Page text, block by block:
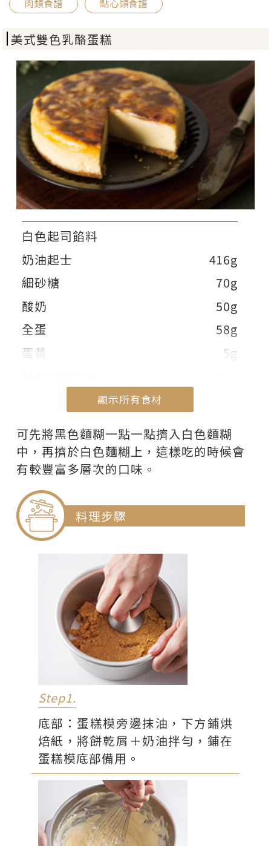
肉類食譜
點心類食譜
美式雙色乳酪蛋糕
白色起司餡料
奶油起士
416g
細砂糖
70g
酸奶
50g
全蛋
58g
蛋黃
5g
咖啡起司餡料
水
2cc
咖啡濃縮醬
焦糖醬
低筋麵粉
卡魯哇香甜酒
預留白色麵糊
底部餅乾底
市售餅乾屑
顯示所有食材
顯示部份食材
可先將黑色麵糊一點一點擠入白色麵糊
中，再擠於白色麵糊上，這樣吃的時候會
有較豐富多層次的口味。
料理步驟
Step1.
底部：蛋糕模旁邊抹油，下方鋪烘
焙紙，將餅乾屑＋奶油拌勻，鋪在
蛋糕模底部備用。